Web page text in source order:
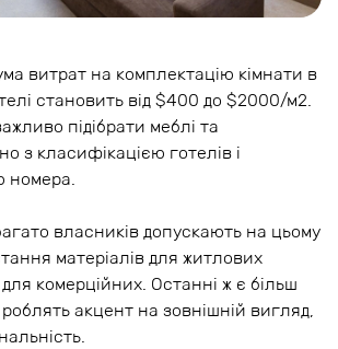
витрат на комплектацію кімнати в
становить від $400 до $2000/м2.
підібрати меблі та
з класифікацією готелів і
номера.
власників допускають на цьому
матеріалів для житлових
комерційних. Останні ж є більш
акцент на зовнішній вигляд,